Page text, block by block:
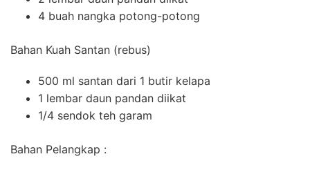
4 buah nangka potong-potong
Bahan Kuah Santan (rebus)
500 ml santan dari 1 butir kelapa
1 lembar daun pandan diikat
1/4 sendok teh garam
Bahan Pelangkap :